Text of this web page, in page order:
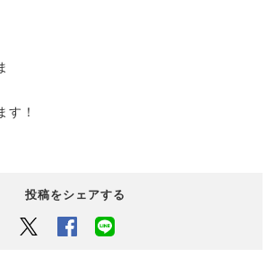
す！
投稿をシェアする
Twitter Facebook